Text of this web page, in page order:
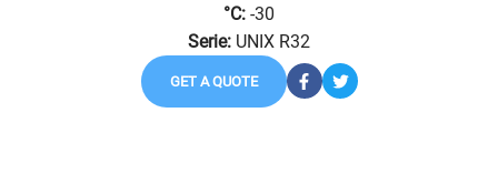
°C: -30
Serie: UNIX R32
GET A QUOTE